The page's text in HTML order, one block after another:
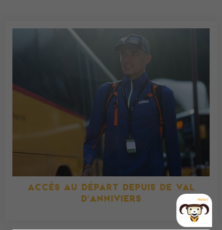
ACCÈS AU DÉPART DEPUIS DE VAL
D'ANNIVIERS